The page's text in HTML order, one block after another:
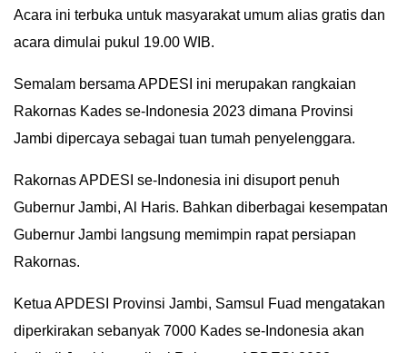
GALLERY
DEPTH
INFOGRAFIS
ADVERTORIAL
INDEKS
Acara ini terbuka untuk masyarakat umum alias gratis dan
acara dimulai pukul 19.00 WIB.
Semalam bersama APDESI ini merupakan rangkaian
Rakornas Kades se-Indonesia 2023 dimana Provinsi
Jambi dipercaya sebagai tuan tumah penyelenggara.
Rakornas APDESI se-Indonesia ini disuport penuh
Gubernur Jambi, Al Haris. Bahkan diberbagai kesempatan
Gubernur Jambi langsung memimpin rapat persiapan
Rakornas.
Ketua APDESI Provinsi Jambi, Samsul Fuad mengatakan
diperkirakan sebanyak 7000 Kades se-Indonesia akan